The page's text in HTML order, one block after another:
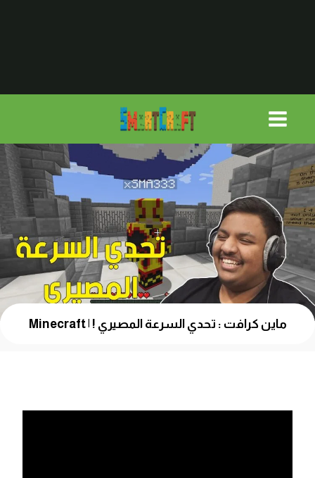
ماين كرافت : تحدي السرعة المصيري ! | Minecraft